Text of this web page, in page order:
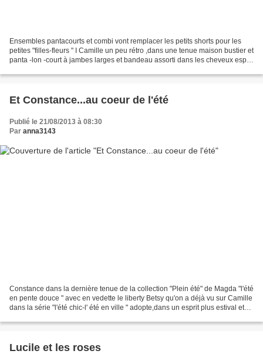
Ensembles pantacourts et combi vont remplacer les petits shorts pour les
petites "filles-fleurs " I Camille un peu rétro ,dans une tenue maison bustier et
panta -lon -court à jambes larges et bandeau assorti dans les cheveux esprit
Et Constance...au coeur de l'été
Publié le 21/08/2013 à 08:30
Par anna3143
Constance dans la dernière tenue de la collection "Plein été" de Magda "l'été
en pente douce " avec en vedette le liberty Betsy qu'on a déjà vu sur Camille
dans la série "l'été chic-l' été en ville " adopte,dans un esprit plus estival et
Lucile et les roses